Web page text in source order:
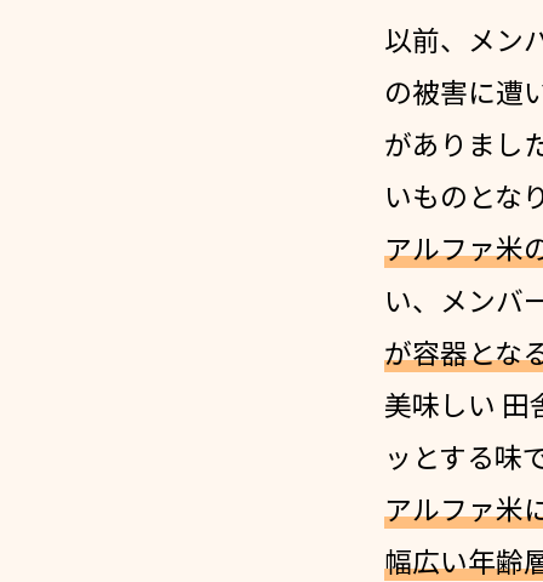
以前、メン
の被害に遭
がありまし
いものとな
アルファ米
い、メンバ
が容器とな
美味しい 田
ッとする味
アルファ米
幅広い年齢